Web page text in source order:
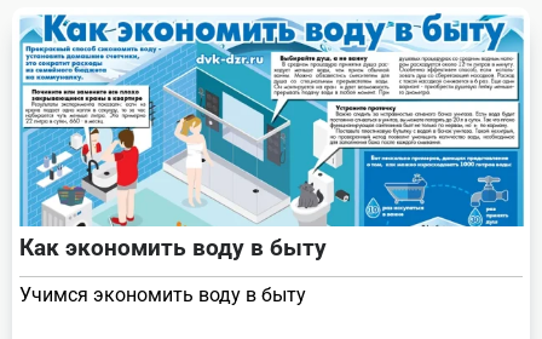
text">Page</span>
Как экономить воду в быту
Учимся экономить воду в быту